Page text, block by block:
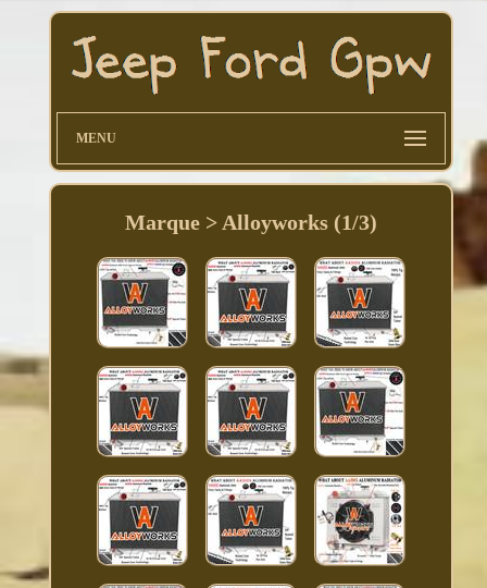
MENU
Marque > Alloyworks (1/3)